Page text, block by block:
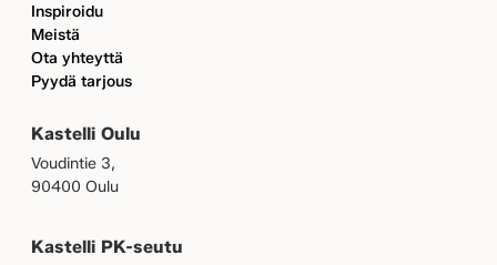
Inspiroidu
Meistä
Ota yhteyttä
Pyydä tarjous
Kastelli Oulu
Voudintie 3,
90400 Oulu
Kastelli PK-seutu